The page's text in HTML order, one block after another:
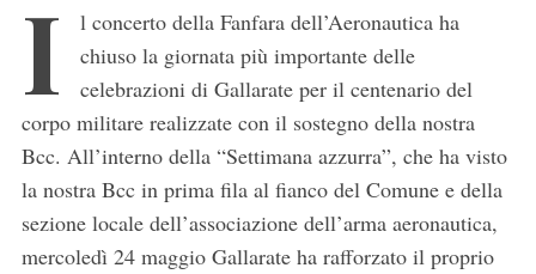
I
l concerto della Fanfara dell’Aeronautica ha
chiuso la giornata più importante delle
celebrazioni di Gallarate per il centenario del
corpo militare realizzate con il sostegno della nostra
Bcc. All’interno della “Settimana azzurra”, che ha visto
la nostra Bcc in prima fila al fianco del Comune e della
sezione locale dell’associazione dell’arma aeronautica,
mercoledì 24 maggio Gallarate ha rafforzato il proprio